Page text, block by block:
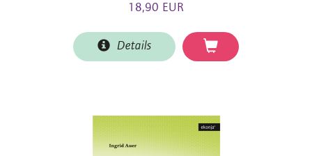
18,90 EUR
Details